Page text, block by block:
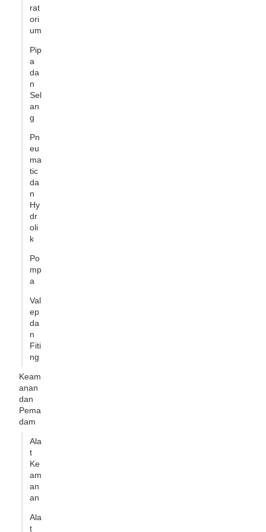
rat
ori
um
Pip
a
da
n
Sel
an
g
Pn
eu
ma
tic
da
n
Hy
dr
oli
k
Po
mp
a
Val
ep
da
n
Fiti
ng
Keam
anan
dan
Pema
dam
Ala
t
Ke
am
an
an
Ala
t